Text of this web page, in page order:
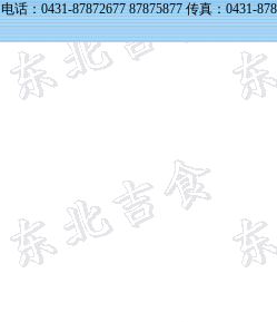
电话：0431-87872677 87875877 传真：0431-